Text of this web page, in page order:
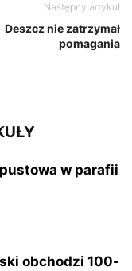
Następny artykuł
Deszcz nie zatrzymał
pomagania
w parafii
obchodzi 100-